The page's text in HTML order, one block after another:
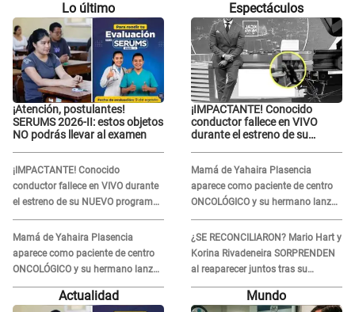
Lo último
¡Atención, postulantes!
SERUMS 2026-II: estos objetos
NO podrás llevar al examen
¡IMPACTANTE! Conocido
conductor fallece en VIVO durante
el estreno de su NUEVO programa:
así fueron sus últimos segundos al
aire
Mamá de Yahaira Plasencia
aparece como paciente de centro
ONCOLÓGICO y su hermano lanza
DESGARRADOR mensaje: "Hoy fue
la última..."
Espectáculos
¡IMPACTANTE! Conocido
conductor fallece en VIVO
durante el estreno de su
Mamá de Yahaira Plasencia
aparece como paciente de centro
ONCOLÓGICO y su hermano lanza
DESGARRADOR mensaje: "Hoy fue
la última..."
¿SE RECONCILIARON? Mario Hart y
Korina Rivadeneira SORPRENDEN
al reaparecer juntos tras su
DOLOROSA separación: “Que
Actualidad Mundo